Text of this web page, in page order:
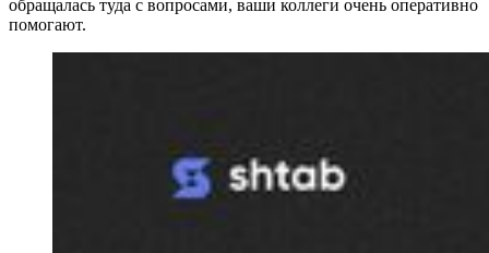
обращалась туда с вопросами, ваши коллеги очень оперативно
помогают.